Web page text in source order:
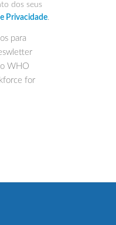
dos seus
Privacidade.
para
WHO
for